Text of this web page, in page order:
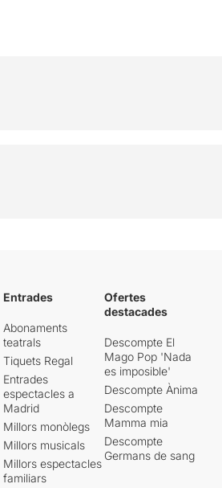
Entrades
Abonaments
teatrals
Tiquets Regal
Entrades
espectacles a
Madrid
Millors monòlegs
Millors musicals
Millors espectacles
familiars
Ofertes
destacades
Descompte El
Mago Pop 'Nada
es imposible'
Descompte Ànima
Descompte
Mamma mia
Descompte
Germans de sang